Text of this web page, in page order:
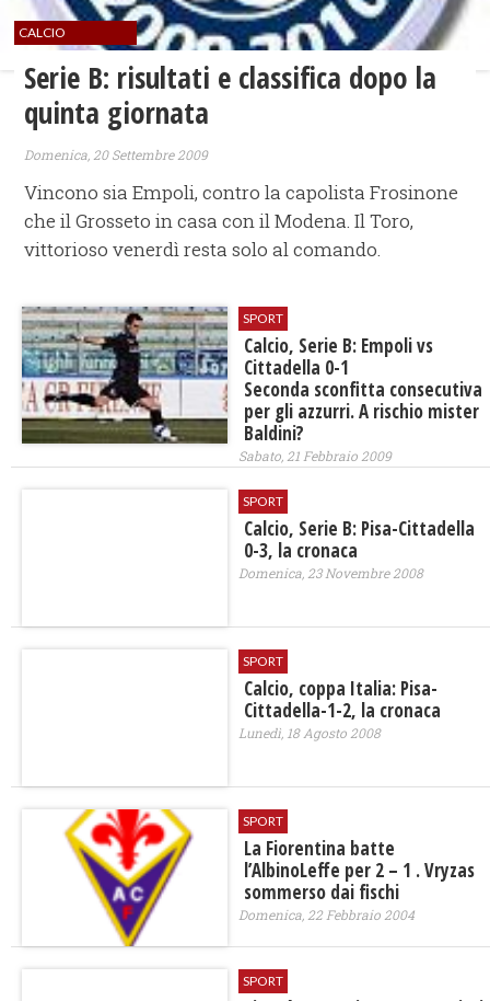
CALCIO
Serie B: risultati e classifica dopo la
quinta giornata
Domenica, 20 Settembre 2009
Vincono sia Empoli, contro la capolista Frosinone
che il Grosseto in casa con il Modena. Il Toro,
vittorioso venerdì resta solo al comando.
SPORT
Calcio, Serie B: Empoli vs
Cittadella 0-1
Seconda sconfitta consecutiva
per gli azzurri. A rischio mister
Baldini?
Sabato, 21 Febbraio 2009
SPORT
Calcio, Serie B: Pisa-Cittadella
0-3, la cronaca
Domenica, 23 Novembre 2008
SPORT
Calcio, coppa Italia: Pisa-
Cittadella-1-2, la cronaca
Lunedì, 18 Agosto 2008
SPORT
La Fiorentina batte
l’AlbinoLeffe per 2 – 1 . Vryzas
sommerso dai fischi
Domenica, 22 Febbraio 2004
SPORT